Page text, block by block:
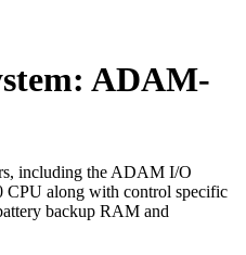
ADAM-
including the ADAM I/O
CPU along with control specific
backup RAM and